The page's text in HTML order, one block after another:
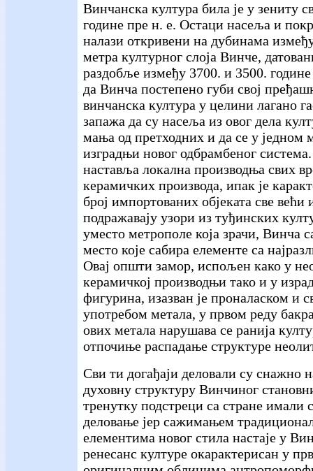
Винчанска култура била је у зениту
године пре н. е. Остаци насеља и
налази откривени на дубинама
метра културног слоја Винче,
раздобље између 3700. и 3500. године
да Винча постепено губи свој
винчанска култура у целини лагано
запажа да су насеља из овог дела
мања од претходних и да се у једном
изградњи новог одбрамбеног
наставља локална производња свих
керамичких производа, ипак је
број импортованих објеката све већи
подражавају узори из туђинских
уместо метрополе која зрачи, Винча
место које сабира елементе са
Овај општи замор, испољен како у
керамичкој производњи тако и у
фигурина, изазван је проналаском и
употребом метала, у првом реду
ових метала нарушава се ранија
отпочиње распадање структуре
Сви ти догађаји деловали су снажно
духовну структуру Винчиног
тренутку подстреци са стране имали
деловање јер сажимањем
елементима новог стила настаје у
ренесанс културе окарактерисан у